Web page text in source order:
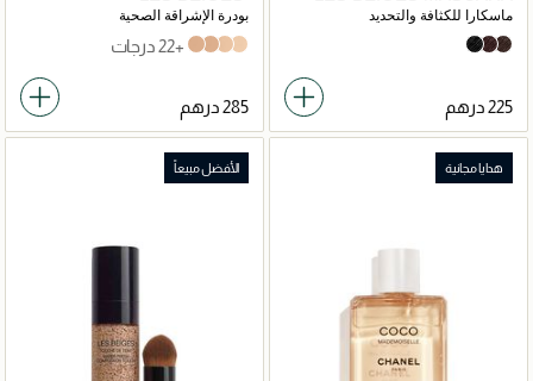
ماسكارا للكثافة والتحديد
10 Golden Brown
20 Deep Brown
30 Black
بودرة الإشراقة الصحية
b10
b20
b30
b40 +22 درجات
هدايا مجانية الأفضل مبيعاً